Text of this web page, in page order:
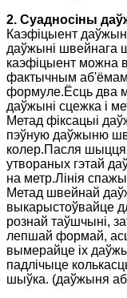
2. Суадносіны
Каэфіцыент
даўжыні швейнага
каэфіцыент можна
фактычным аб'ёмам
формуле.Ёсць два
даўжыні сцежка і
Метад фіксацыі
пэўную даўжыню
колер.Пасля
утвораных гэтай
на метр.Лінія
Метад швейнай
выкарыстоўвайце
рознай таўшчыні,
лепшай формай,
вымерайце іх
падлічыце
шыўка. (даўжыня